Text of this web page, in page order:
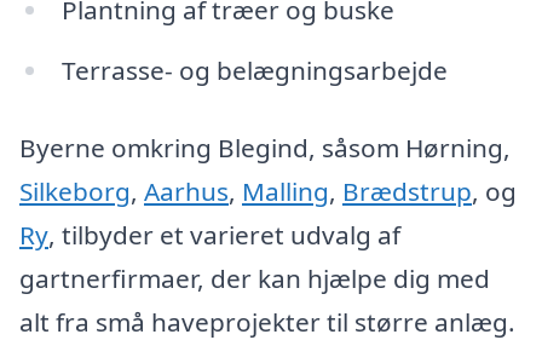
Plantning af træer og buske
Terrasse- og belægningsarbejde
Byerne omkring Blegind, såsom Hørning,
Silkeborg, Aarhus, Malling, Brædstrup, og
Ry, tilbyder et varieret udvalg af
gartnerfirmaer, der kan hjælpe dig med
alt fra små haveprojekter til større anlæg.